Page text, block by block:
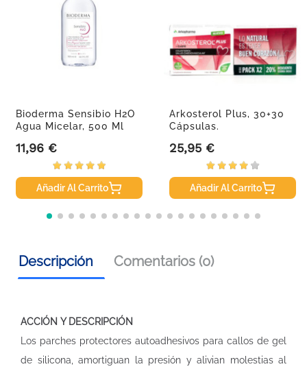
Bioderma Sensibio H2O
Agua Micelar, 500 Ml
Precio
11,96 €
Añadir Al Carrito
Arkosterol Plus, 30+30
Cápsulas.
Precio
25,95 €
Añadir Al Carrito
Descripción Comentarios (0)
ACCIÓN Y DESCRIPCIÓN
Los parches protectores autoadhesivos para callos de gel
de silicona, amortiguan la presión y alivian molestias al